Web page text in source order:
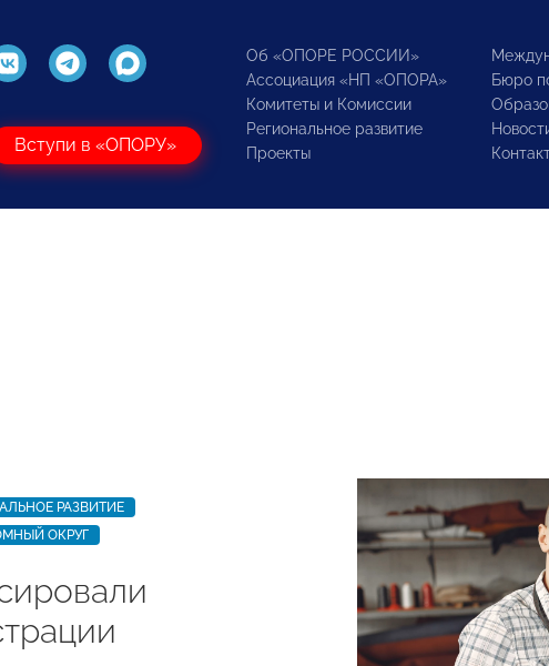
Вступи в «ОПОРУ»
Об «ОПОРЕ РОССИИ»
Ассоциация «НП «ОПОРА»
Комитеты и Комиссии
Региональное развитие
Проекты
Бюро
РАЗВИТИЕ
ОКРУГ